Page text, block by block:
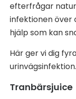
efterfrågar
infektionen över
hjälp som kan
Här ger vi dig
urinvägsinfektion.
Tranbärsjuice